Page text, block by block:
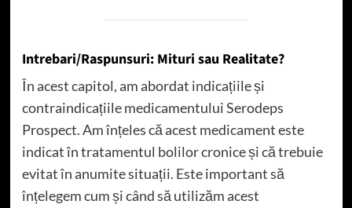
Intrebari/Raspunsuri: Mituri sau Realitate?
În acest capitol, am abordat indicațiile și
contraindicațiile medicamentului Serodeps
Prospect. Am înțeles că acest medicament este
indicat în tratamentul bolilor cronice și că trebuie
evitat în anumite situații. Este important să
înțelegem cum și când să utilizăm acest